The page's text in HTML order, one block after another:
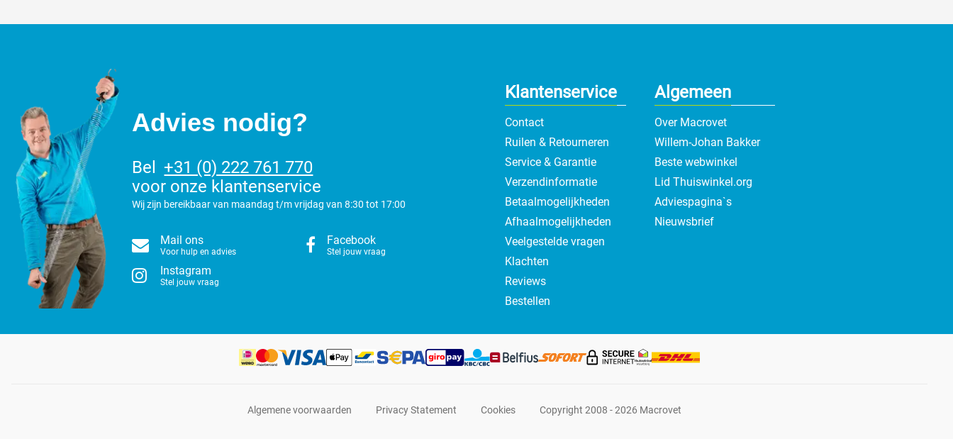
Klantenservice
Contact
Ruilen & Retourneren
Service & Garantie
Verzendinformatie
Betaalmogelijkheden
Afhaalmogelijkheden
Veelgestelde vragen
Klachten
Reviews
Bestellen
Algemeen
Over Macrovet
Willem-Johan Bakker
Beste webwinkel
Lid Thuiswinkel.org
Adviespagina`s
Nieuwsbrief
Advies nodig?
Bel
+31 (0) 222 761 770
voor onze klantenservice
Wij zijn bereikbaar van maandag t/m vrijdag van 8:30 tot 17:00
Mail ons
Voor hulp en advies
Facebook
Stel jouw vraag
Instagram
Stel jouw vraag
Algemene voorwaarden Privacy Statement Cookies Copyright 2008 - 2026 Macrovet